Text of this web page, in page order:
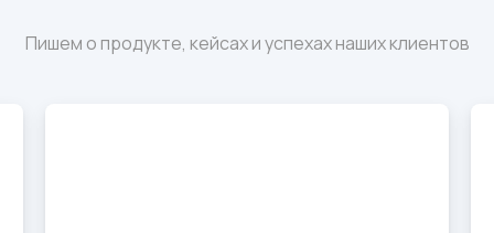
Пишем о продукте, кейсах и успехах наших клиентов